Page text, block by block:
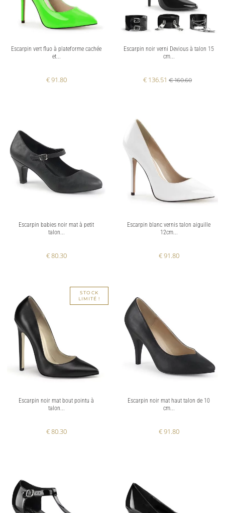
Escarpin vert fluo à plateforme cachée
et...
€ 91.80
Escarpin noir verni Devious à talon 15
cm...
€ 136.51 € 160.60
Escarpin babies noir mat à petit
talon...
€ 80.30
Escarpin blanc vernis talon aiguille
12cm...
€ 91.80
STOCK
LIMITÉ !
Escarpin noir mat bout pointu à
talon...
€ 80.30
Escarpin noir mat haut talon de 10
cm...
€ 91.80